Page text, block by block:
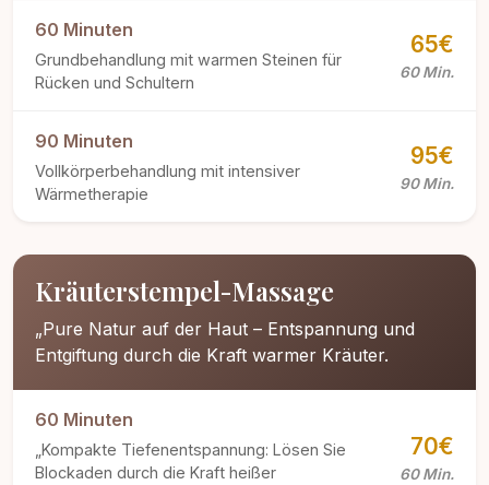
60 Minuten
Grundbehandlung mit warmen Steinen für
Rücken und Schultern
65€
60 Min.
90 Minuten
Vollkörperbehandlung mit intensiver
Wärmetherapie
95€
90 Min.
Kräuterstempel-Massage
„Pure Natur auf der Haut – Entspannung und
Entgiftung durch die Kraft warmer Kräuter.
60 Minuten
„Kompakte Tiefenentspannung: Lösen Sie
Blockaden durch die Kraft heißer
70€
60 Min.